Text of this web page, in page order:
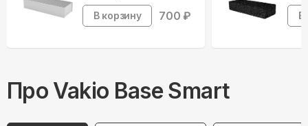
В корзину 700 ₽ В
Про Vakio Base Smart